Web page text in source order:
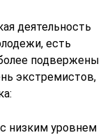
деятельность
есть
подвержены
экстремистов,
низким уровнем